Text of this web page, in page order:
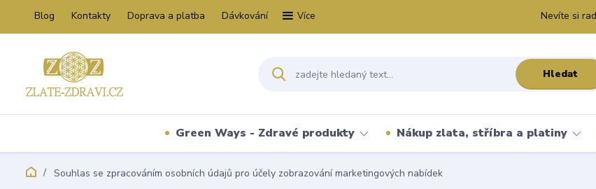
Blog Kontakty Doprava a platba Dávkování Více
Hledat
Nevíte si
Green Ways - Zdravé produkty Nákup zlata, stříbra a platiny
Souhlas se zpracováním osobních údajů pro účely zobrazování marketingových nabídek